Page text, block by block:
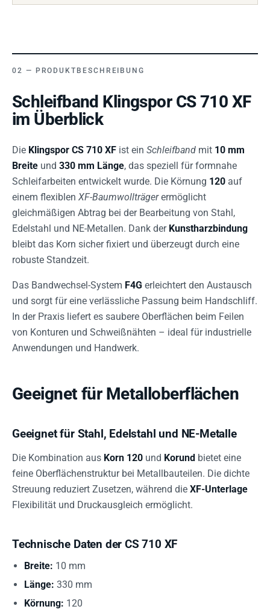
PRODUKTBESCHREIBUNG
Schleifband Klingspor CS 710 XF
im Überblick
Die Klingspor CS 710 XF ist ein Schleifband mit 10 mm
Breite und 330 mm Länge, das speziell für formnahe
Schleifarbeiten entwickelt wurde. Die Körnung 120 auf
einem flexiblen XF-Baumwollträgerermöglicht
gleichmäßigen Abtrag bei der Bearbeitung von Stahl,
Edelstahl und NE-Metallen. Dank der Kunstharzbindung
bleibt das Korn sicher fixiert und überzeugt durch eine
robuste Standzeit.
Das Bandwechsel-System F4G erleichtert den Austausch
und sorgt für eine verlässliche Passung beim Handschliff.
In der Praxis liefert es saubere Oberflächen beim Feilen
von Konturen und Schweißnähten – ideal für industrielle
Anwendungen und Handwerk.
Geeignet für Metalloberflächen
Geeignet für Stahl, Edelstahl und NE-Metalle
Die Kombination aus Korn 120 und Korund bietet eine
feine Oberflächenstruktur bei Metallbauteilen. Die dichte
Streuung reduziert Zusetzen, während die XF-Unterlage
Flexibilität und Druckausgleich ermöglicht.
Technische Daten der CS 710 XF
Breite: 10 mm
Länge: 330 mm
Körnung: 120